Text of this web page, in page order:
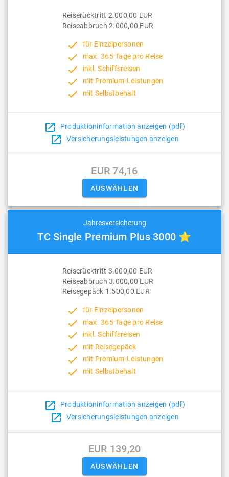
Reiserücktritt 2.000,00 EUR
Reiseabbruch 2.000,00 EUR
done für Einzelpersonen
done max. 365 Tage pro Reise
done inkl. Schiffsreisen
done mit Premium-Leistungen
done mit Selbstbehalt
open_in_new Produktioninformation anzeigen (pdf)
open_in_new Versicherungsleistungen anzeigen
EUR 74,16
Jahresversicherung
TC Single Premium Plus 3000 ⭐
Reiserücktritt 3.000,00 EUR
Reiseabbruch 3.000,00 EUR
Reisegepäck 1.500,00 EUR
done für Einzelpersonen
done max. 365 Tage pro Reise
done inkl. Schiffsreisen
done mit Reisegepäck
done mit Premium-Leistungen
done mit Selbstbehalt
open_in_new Produktioninformation anzeigen (pdf)
open_in_new Versicherungsleistungen anzeigen
EUR 139,20